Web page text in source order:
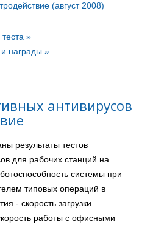
(август 2008)
»
и награды »
антивирусов
результаты тестов
для рабочих станций на
системы при
типовых операций в
- скорость загрузки
работы с офисными